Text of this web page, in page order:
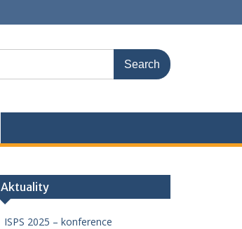
Aktuality
ISPS 2025 – konference